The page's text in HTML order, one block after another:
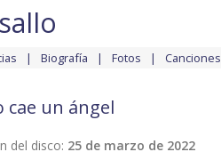
Biografía Fotos Canciones
cae un ángel
del disco: 25 de marzo de 2022